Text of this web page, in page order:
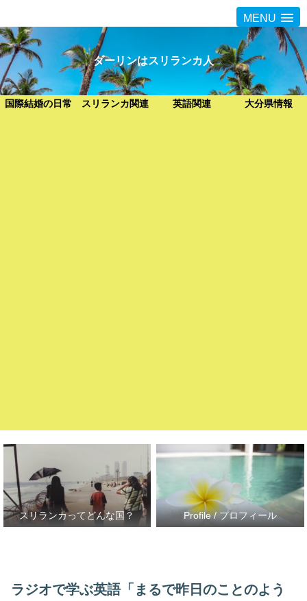
MENU
ダーリンはスリランカ人
国際結婚の日常 スリランカ関連 英語関連 大分県情報
スリランカってどんな国？ Profile / プロフィール
ラジオで学ぶ英語「まるで昨日のことのよう